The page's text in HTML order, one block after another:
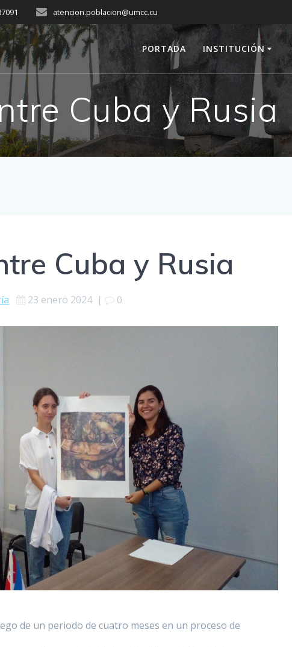
atencion.poblacion@umcc.cu
PORTADA INSTITUCIÓN
Cuba y Rusia
Cuba y Rusia
23 enero 2024| 0
de un periodo de cuatro meses en un proceso de